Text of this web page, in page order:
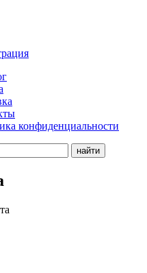
конфиденциальности